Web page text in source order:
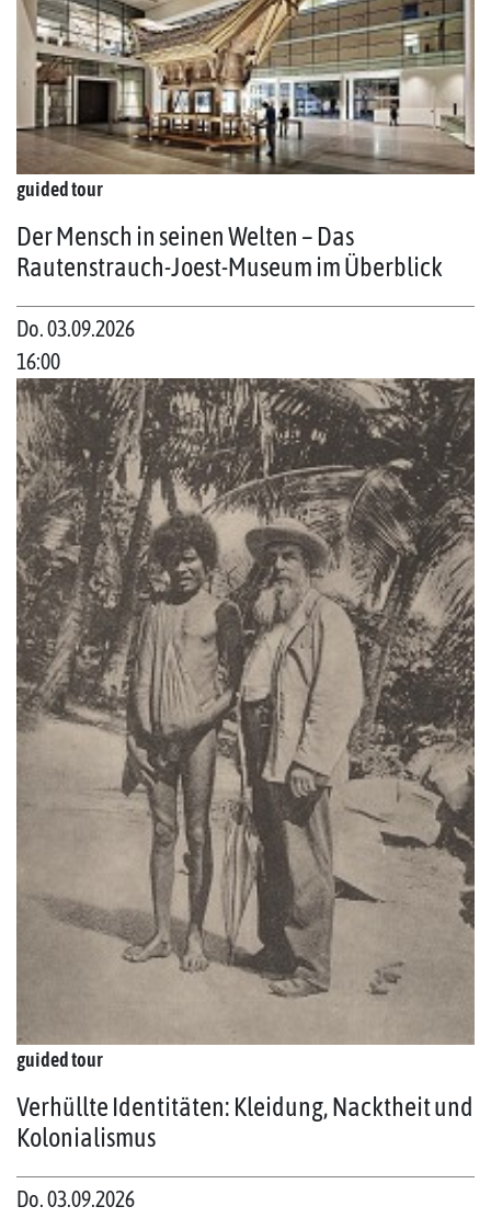
guided tour
Der Mensch in seinen Welten – Das
Rautenstrauch-Joest-Museum im Überblick
Do. 03.09.2026
16:00
guided tour
Verhüllte Identitäten: Kleidung, Nacktheit und
Kolonialismus
Do. 03.09.2026